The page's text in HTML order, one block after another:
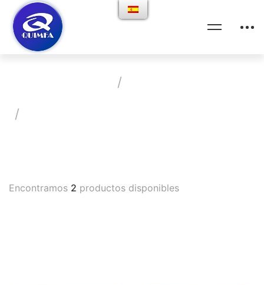
Encontramos 2 productos disponibles